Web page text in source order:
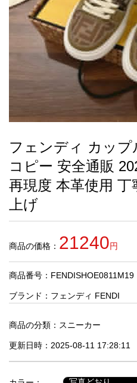
理
お
す
す
め
品
人
気
品
セ
商
フェンディ カップ
コピー 安全通販
再現度 本革使用
上げ
商品の価格： 21240円
商品番号：FENDISHOE0811M19
ブランド： フェンディ FENDI
商品の分類： スニーカー
更新日時：2025-08-11 17:28:11